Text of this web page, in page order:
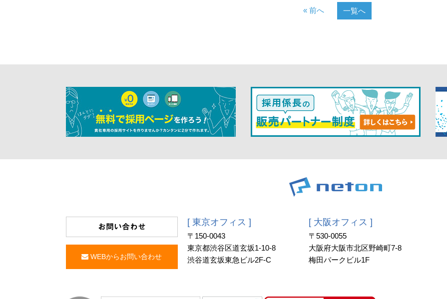
« 前へ 一覧へ
お問い合わせ
WEBからお問い合わせ
[ 東京オフィス ]
〒150-0043
東京都渋谷区道玄坂1-10-8
渋谷道玄坂東急ビル2F-C
[ 大阪オフィス ]
〒530-0055
大阪府大阪市北区野崎町7-8
梅田パークビル1F